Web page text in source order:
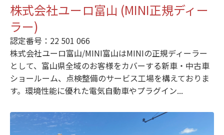
株式会社ユーロ富山 (MINI正規ディー
ラー)
認定番号：22 501 066
株式会社ユーロ富山/MINI富山はMINIの正規ディーラー
として、富山県全域のお客様をカバーする新車・中古車
ショールーム、点検整備のサービス工場を構えておりま
す。環境性能に優れた電気自動車やプラグイン...